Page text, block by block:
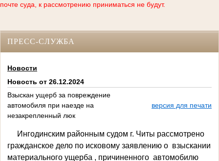
почте суда, к рассмотрению приниматься не будут.
ПРЕСС-СЛУЖБА
Новости
Новость от 26.12.2024
Взыскан ущерб за повреждение
автомобиля при наезде на
незакрепленный люк
версия для печати
Ингодинским районным судом г. Читы рассмотрено
гражданское дело по исковому заявлению о взыскании
материального ущерба , причиненного автомобилю